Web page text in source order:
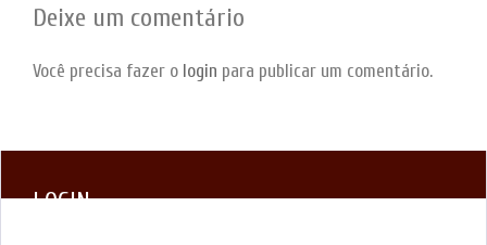
Deixe um comentário
Você precisa fazer o login para publicar um comentário.
LOGIN